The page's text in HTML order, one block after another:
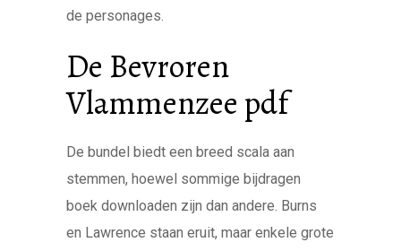
de personages.
De Bevroren
Vlammenzee pdf
De bundel biedt een breed scala aan
stemmen, hoewel sommige bijdragen
boek downloaden zijn dan andere. Burns
en Lawrence staan eruit, maar enkele grote